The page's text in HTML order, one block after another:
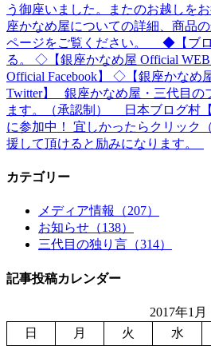
う御座いました。またのお越しを
座かなめ屋についての詳細、商品
ページをご覧ください。 ◆【ブロ
る。 ◇【銀座かなめ屋 Official
Official Facebook】 ◇【銀座かなめ
Twitter】 銀座かなめ屋・三代目の
ます。（承認制） 日本ブログ村
に参加中！ 宜しかったらクリック
援して頂けると励みになります。
カテゴリー
メディア情報（207）
お知らせ（138）
三代目の独り言（314）
記事投稿カレンダー
2017年1月
日
月 火 水